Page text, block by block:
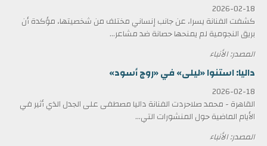
2026-02-18
كشفت الفنانة يسرا، عن جانب إنساني مختلف من شخصيتها، مؤكدة أن
بريق النجومية لم يمنحها حصانة ضد مشاعر...
المصدر: الأنباء
داليا: استنوا «ليلى» في «روج أسود»
2026-02-18
القاهرة - محمد صلاحردت الفنانة داليا مصطفى على الجدل الذي أثير في
الأيام الماضية حول المنشورات التي...
المصدر: الأنباء